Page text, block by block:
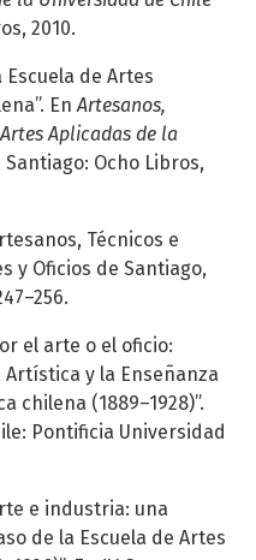
2010.
Escuela de Artes
EnArtesanos,
Aplicadas de la
Santiago: Ocho Libros,
Técnicos e
y Oficios de Santiago,
el arte o el oficio:
y la Enseñanza
chilena (1889–1928)”.
Pontificia Universidad
e industria: una
de la Escuela de Artes